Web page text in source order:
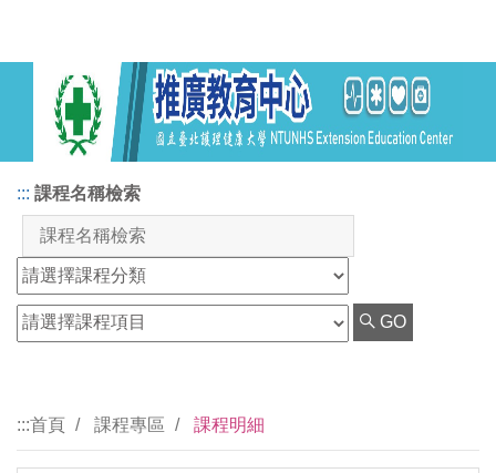
::: 課程名稱檢索
GO
:::首頁 課程專區 課程明細